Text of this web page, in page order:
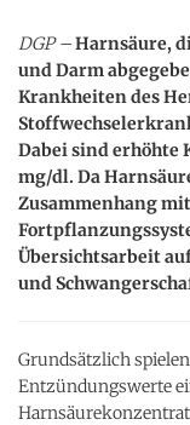
DGP –Harnsäure,
und Darm
Krankheiten des
Dabei sind erhöhte
mg/dl. Da
Zusammenhang
Übersichtsarbeit
und
Grundsätzlich
Entzündungswerte